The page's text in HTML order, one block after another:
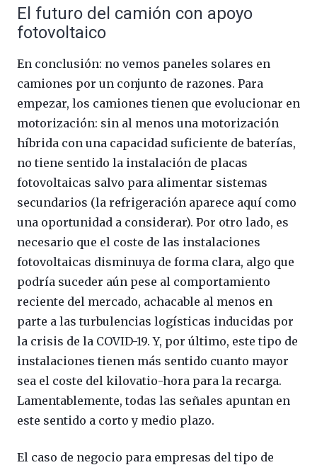
El futuro del camión con apoyo
fotovoltaico
En conclusión: no vemos paneles solares en
camiones por un conjunto de razones. Para
empezar, los camiones tienen que evolucionar en
motorización: sin al menos una motorización
híbrida con una capacidad suficiente de baterías,
no tiene sentido la instalación de placas
fotovoltaicas salvo para alimentar sistemas
secundarios (la refrigeración aparece aquí como
una oportunidad a considerar). Por otro lado, es
necesario que el coste de las instalaciones
fotovoltaicas disminuya de forma clara, algo que
podría suceder aún pese al comportamiento
reciente del mercado, achacable al menos en
parte a las turbulencias logísticas inducidas por
la crisis de la COVID-19. Y, por último, este tipo de
instalaciones tienen más sentido cuanto mayor
sea el coste del kilovatio-hora para la recarga.
Lamentablemente, todas las señales apuntan en
este sentido a corto y medio plazo.
El caso de negocio para empresas del tipo de